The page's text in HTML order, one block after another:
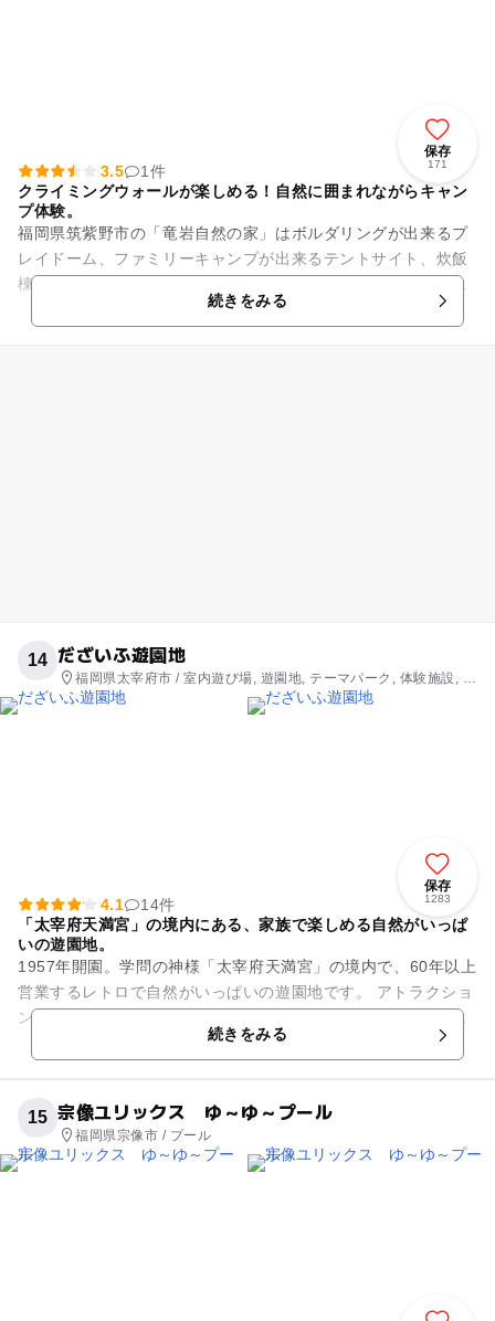
保存
171
3.5
1件
クライミングウォールが楽しめる！自然に囲まれながらキャン
プ体験。
福岡県筑紫野市の「竜岩自然の家」はボルダリングが出来るプ
レイドーム、ファミリーキャンプが出来るテントサイト、炊飯
棟、ログハウス、運動広場、ファイヤー広場等がある野外活動
施設です。宝満山や大根地山...続きをみる
14 だざいふ遊園地
福岡県太宰府市 / 室内遊び場, 遊園地, テーマパーク, 体験施設, 自
然体験・アクティビティ
保存
1283
4.1
14件
「太宰府天満宮」の境内にある、家族で楽しめる自然がいっぱ
いの遊園地。
1957年開園。学問の神様「太宰府天満宮」の境内で、60年以上
営業するレトロで自然がいっぱいの遊園地です。 アトラクショ
ンは、「メリーゴーランド」や「ビックリハウス」など、ちょ
続きをみる
15 宗像ユリックス ゆ～ゆ～プール
福岡県宗像市 / プール